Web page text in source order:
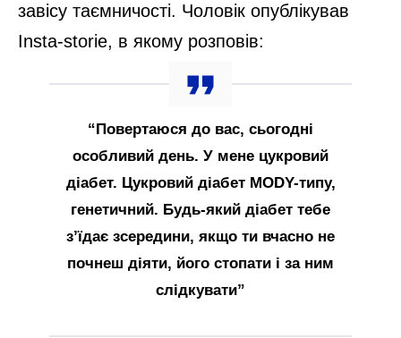
завісу таємничості. Чоловік опублікував
Insta-storie, в якому розповів:
“Повертаюся до вас, сьогодні
особливий день. У мене цукровий
діабет. Цукровий діабет MODY-типу,
генетичний. Будь-який діабет тебе
з’їдає зсередини, якщо ти вчасно не
почнеш діяти, його стопати і за ним
слідкувати”